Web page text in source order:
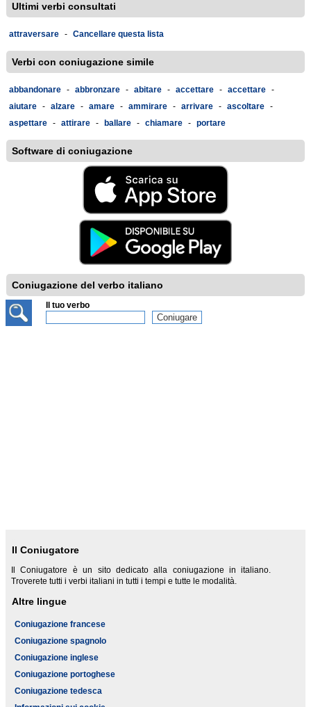
Ultimi verbi consultati
attraversare - Cancellare questa lista
Verbi con coniugazione simile
abbandonare - abbronzare - abitare - accettare - accettare -
aiutare - alzare - amare - ammirare - arrivare - ascoltare -
aspettare - attirare - ballare - chiamare - portare
Software di coniugazione
Coniugazione del verbo italiano
Il tuo verbo
Il Coniugatore
Il Coniugatore è un sito dedicato alla coniugazione in italiano.
Troverete tutti i verbi italiani in tutti i tempi e tutte le modalità.
Altre lingue
Coniugazione francese
Coniugazione spagnolo
Coniugazione inglese
Coniugazione portoghese
Coniugazione tedesca